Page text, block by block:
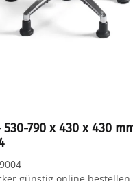
790 x 430 x 430
günstig online bestellen